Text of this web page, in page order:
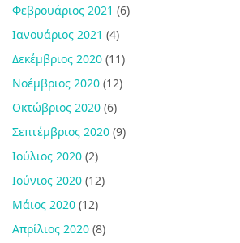
Φεβρουάριος 2021 (6)
Ιανουάριος 2021 (4)
Δεκέμβριος 2020 (11)
Νοέμβριος 2020 (12)
Οκτώβριος 2020 (6)
Σεπτέμβριος 2020 (9)
Ιούλιος 2020 (2)
Ιούνιος 2020 (12)
Μάιος 2020 (12)
Απρίλιος 2020 (8)